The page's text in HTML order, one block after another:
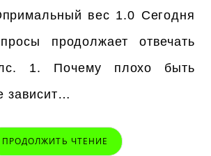
вес 1.0 Сегодня
продолжает отвечать
1. Почему плохо быть
зависит…
ПРОДОЛЖИТЬ ЧТЕНИЕ